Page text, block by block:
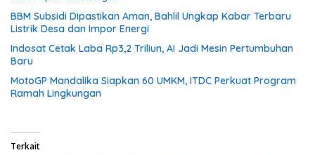
BBM Subsidi Dipastikan Aman, Bahlil Ungkap Kabar Terbaru
Listrik Desa dan Impor Energi
Indosat Cetak Laba Rp3,2 Triliun, AI Jadi Mesin Pertumbuhan
Baru
MotoGP Mandalika Siapkan 60 UMKM, ITDC Perkuat Program
Ramah Lingkungan
Terkait